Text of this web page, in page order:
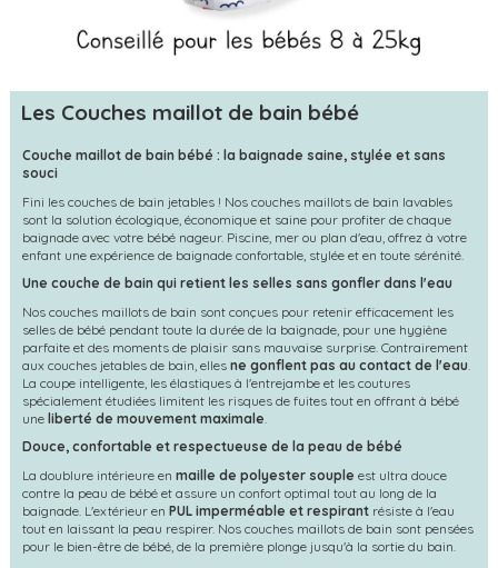
Les Couches maillot de bain bébé
Couche maillot de bain bébé : la baignade saine, stylée et sans
souci
Fini les couches de bain jetables ! Nos couches maillots de bain lavables
sont la solution écologique, économique et saine pour profiter de chaque
baignade avec votre bébé nageur. Piscine, mer ou plan d'eau, offrez à votre
enfant une expérience de baignade confortable, stylée et en toute sérénité.
Une couche de bain qui retient les selles sans gonfler dans l'eau
Nos couches maillots de bain sont conçues pour retenir efficacement les
selles de bébé pendant toute la durée de la baignade, pour une hygiène
parfaite et des moments de plaisir sans mauvaise surprise. Contrairement
aux couches jetables de bain, elles ne gonflent pas au contact de l'eau
La coupe intelligente, les élastiques à l'entrejambe et les coutures
spécialement étudiées limitent les risques de fuites tout en offrant à bébé
une liberté de mouvement maximale
Douce, confortable et respectueuse de la peau de bébé
La doublure intérieure en maille de polyester souple est ultra douce
contre la peau de bébé et assure un confort optimal tout au long de la
baignade. L'extérieur en PUL imperméable et respirant résiste à l'eau
tout en laissant la peau respirer. Nos couches maillots de bain sont pensées
pour le bien-être de bébé, de la première plonge jusqu'à la sortie du bain.